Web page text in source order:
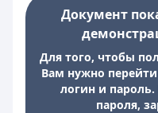
Документ
Для того, чтобы
Вам нужно
логин и пароль.
пароля,